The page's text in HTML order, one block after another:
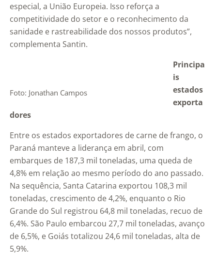
especial, a União Europeia. Isso reforça a
competitividade do setor e o reconhecimento da
sanidade e rastreabilidade dos nossos produtos”,
complementa Santin.
Foto: Jonathan Campos
Principa
is
estados
exporta
dores
Entre os estados exportadores de carne de frango, o
Paraná manteve a liderança em abril, com
embarques de 187,3 mil toneladas, uma queda de
4,8% em relação ao mesmo período do ano passado.
Na sequência, Santa Catarina exportou 108,3 mil
toneladas, crescimento de 4,2%, enquanto o Rio
Grande do Sul registrou 64,8 mil toneladas, recuo de
6,4%. São Paulo embarcou 27,7 mil toneladas, avanço
de 6,5%, e Goiás totalizou 24,6 mil toneladas, alta de
5,9%.